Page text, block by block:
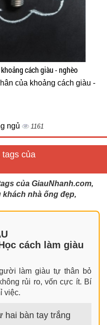
cách giàu - nghèo
của khoảng cách giàu -
ngủ 1161
tags của
của GiauNhanh.com,
nhà ống đẹp,
cách làm giàu
làm giàu tự thân bỏ
rủi ro, vốn cực ít. Bí
việc.
hai bàn tay trắng